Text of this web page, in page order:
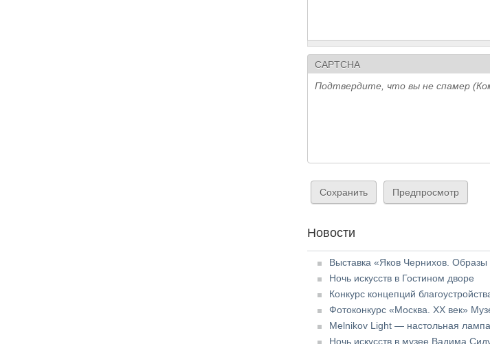
CAPTCHA
Подтвердите, что вы не спамер
Новости
Выставка «Яков Чернихов.
Ночь искусств в Гостином дворе
Конкурс концепций
Фотоконкурс «Москва. XX век»
Melnikov Light — настольная
Ночь искусств в музее Вадима